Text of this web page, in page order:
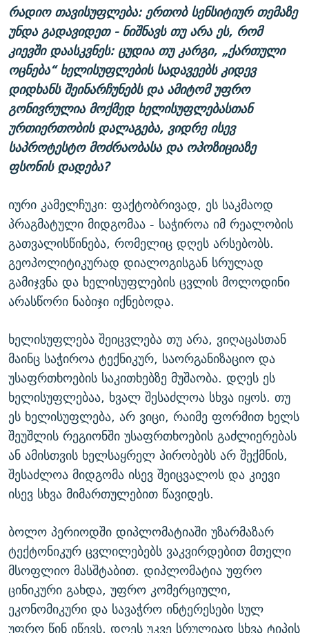
რადიო თავისუფლება: ერთობ სენსიტიურ თემაზე
უნდა გადავიდეთ - ნიშნავს თუ არა ეს, რომ
კიევში დაასკვნეს: ცუდია თუ კარგი, „ქართული
ოცნება“ ხელისუფლების სადავეებს კიდევ
დიდხანს შეინარჩუნებს და ამიტომ უფრო
გონივრულია მოქმედ ხელისუფლებასთან
ურთიერთობის დალაგება, ვიდრე ისევ
საპროტესტო მოძრაობასა და ოპოზიციაზე
ფსონის დადება?
იური კამელჩუკი: ფაქტობრივად, ეს საკმაოდ
პრაგმატული მიდგომაა - საჭიროა იმ რეალობის
გათვალისწინება, რომელიც დღეს არსებობს.
გეოპოლიტიკურად დიალოგისგან სრულად
გამიჯვნა და ხელისუფლების ცვლის მოლოდინი
არასწორი ნაბიჯი იქნებოდა.
ხელისუფლება შეიცვლება თუ არა, ვიღაცასთან
მაინც საჭიროა ტექნიკურ, საორგანიზაციო და
უსაფრთხოების საკითხებზე მუშაობა. დღეს ეს
ხელისუფლებაა, ხვალ შესაძლოა სხვა იყოს. თუ
ეს ხელისუფლება, არ ვიცი, რაიმე ფორმით ხელს
შეუშლის რეგიონში უსაფრთხოების გაძლიერებას
ან ამისთვის ხელსაყრელ პირობებს არ შექმნის,
შესაძლოა მიდგომა ისევ შეიცვალოს და კიევი
ისევ სხვა მიმართულებით წავიდეს.
ბოლო პერიოდში დიპლომატიაში უზარმაზარ
ტექტონიკურ ცვლილებებს ვაკვირდებით მთელი
მსოფლიო მასშტაბით. დიპლომატია უფრო
ცინიკური გახდა, უფრო კომერციული,
ეკონომიკური და სავაჭრო ინტერესები სულ
უფრო წინ იწევს. დღეს უკვე სრულიად სხვა ტიპის